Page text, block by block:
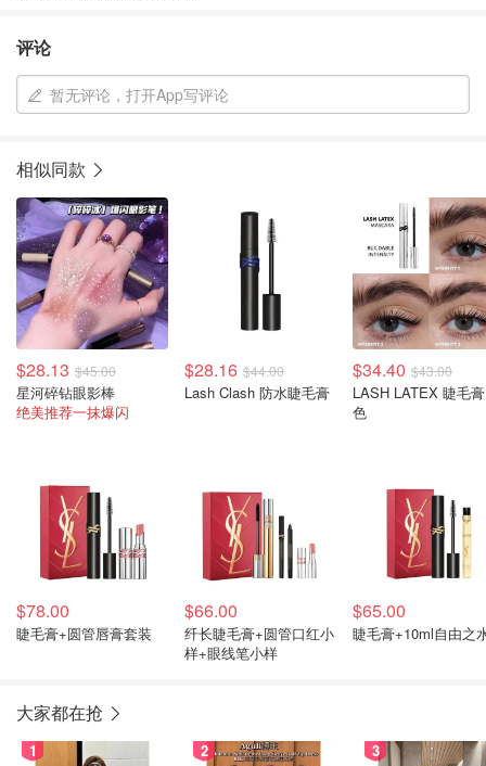
评论
暂无评论，打开App写评论
相似同款
$28.13 $45.00
星河碎钻眼影棒
绝美推荐一抹爆闪
$28.16 $44.00
Lash Clash 防水睫毛膏
$34.40 $43.00
LASH LATEX 睫毛
色
$78.00
睫毛膏+圆管唇膏套装
$66.00
纤长睫毛膏+圆管口红小
样+眼线笔小样
$65.00
睫毛膏+10ml自由之
大家都在抢
1 2 3